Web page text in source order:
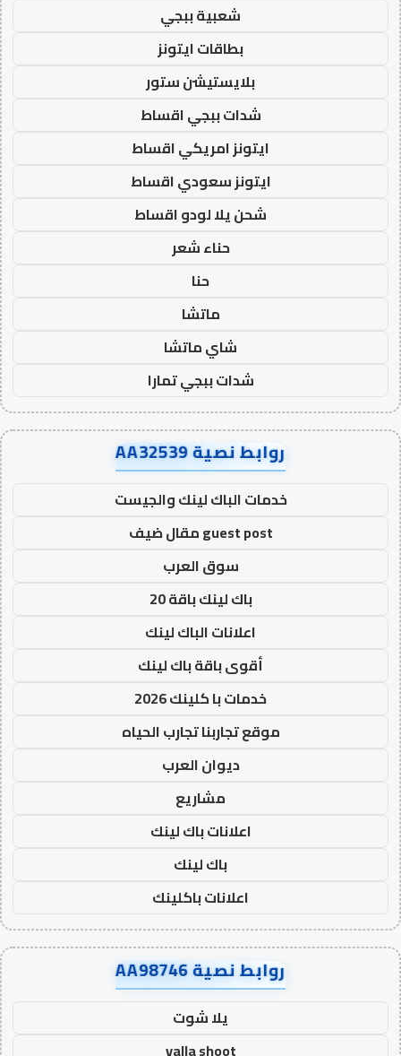
شعبية ببجي
بطاقات ايتونز
بلايستيشن ستور
شدات ببجي اقساط
ايتونز امريكي اقساط
ايتونز سعودي اقساط
شحن يلا لودو اقساط
حناء شعر
حنا
ماتشا
شاي ماتشا
شدات ببجي تمارا
روابط نصية AA32539
خدمات الباك لينك والجيست
guest post مقال ضيف
سوق العرب
باك لينك باقة 20
اعلانات الباك لينك
أقوى باقة باك لينك
خدمات با كلينك 2026
موقع تجاربنا تجارب الحياه
ديوان العرب
مشاريع
اعلانات باك لينك
باك لينك
اعلانات باكلينك
روابط نصية AA98746
يلا شوت
yalla shoot